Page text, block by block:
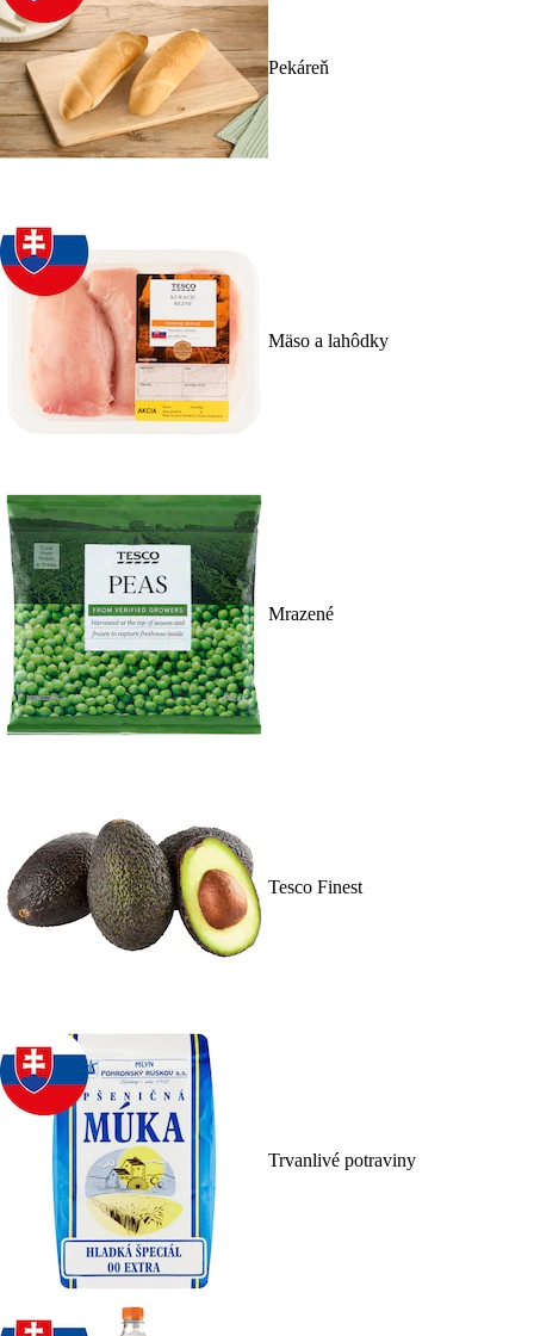
Pekáreň
Mäso a lahôdky
Mrazené
Tesco Finest
Trvanlivé potraviny